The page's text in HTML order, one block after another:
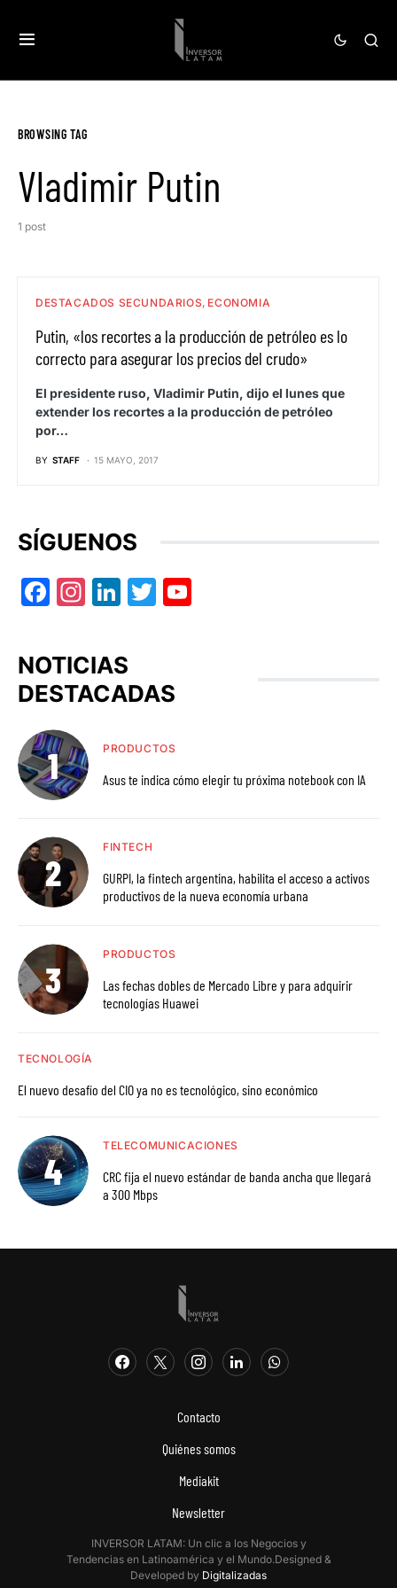
BROWSING TAG
Vladimir Putin
1 post
DESTACADOS SECUNDARIOS ECONOMIA
Putin, «los recortes a la producción de petróleo es lo
correcto para asegurar los precios del crudo»
El presidente ruso, Vladimir Putin, dijo el lunes que
extender los recortes a la producción de petróleo
por…
BY STAFF 15 MAYO, 2017
SÍGUENOS
Facebook
Instagram
LinkedIn
Twitter
NOTICIAS
DESTACADAS
PRODUCTOS
Asus te indica cómo elegir tu próxima notebook con IA
FINTECH
GURPI, la fintech argentina, habilita el acceso a activos
productivos de la nueva economía urbana
PRODUCTOS
Las fechas dobles de Mercado Libre y para adquirir
tecnologías Huawei
TECNOLOGÍA
El nuevo desafío del CIO ya no es tecnológico, sino económico
TELECOMUNICACIONES
CRC fija el nuevo estándar de banda ancha que llegará
a 300 Mbps
Contacto
Quiénes somos
Mediakit
Newsletter
INVERSOR LATAM: Un clic a los Negocios y
Tendencias en Latinoamérica y el Mundo.Designed &
Developed by Digitalizadas